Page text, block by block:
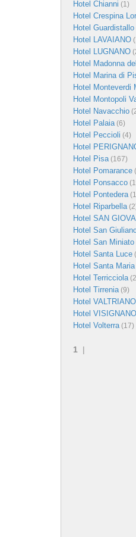
Hotel Chianni (1)
Hotel Crespina
Hotel Guardistallo
Hotel LAVAIANO
Hotel LUGNANO
Hotel Madonna
Hotel Marina di
Hotel Monteverdi
Hotel Montopoli
Hotel Navacchio
Hotel Palaia(6)
Hotel Peccioli (4)
Hotel
Hotel Pisa(167)
Hotel Pomarance
Hotel Ponsacco
Hotel Pontedera
Hotel Riparbella
Hotel SAN
Hotel San
Hotel San Miniato
Hotel Santa Luce
Hotel Santa
Hotel Terricciola
Hotel Tirrenia(9)
Hotel VALTRIANO
Hotel VISIGNANO
Hotel Volterra(17)
1 |